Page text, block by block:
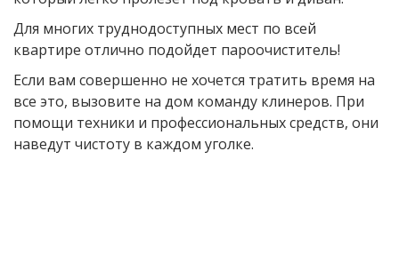
Для многих труднодоступных мест по всей
квартире отлично подойдет пароочиститель!
Если вам совершенно не хочется тратить время на
все это, вызовите на дом команду клинеров. При
помощи техники и профессиональных средств, они
наведут чистоту в каждом уголке.